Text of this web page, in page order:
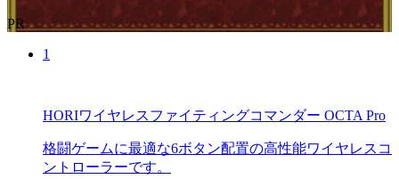
PR
1
HORIワイヤレスファイティングコマンダー OCTA Pro
格闘ゲームに最適な6ボタン配置の高性能ワイヤレスコ
ントローラーです。